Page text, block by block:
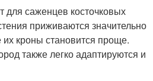
для саженцев косточковых
приживаются значительно
кроны становится проще.
также легко адаптируются и